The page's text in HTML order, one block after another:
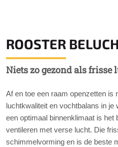
ROOSTER
Niets zo gezond als frisse
Af en toe een raam openzetten is
luchtkwaliteit en vochtbalans in je
een optimaal binnenklimaat is het
ventileren met verse lucht. Die
schimmelvorming en is de beste